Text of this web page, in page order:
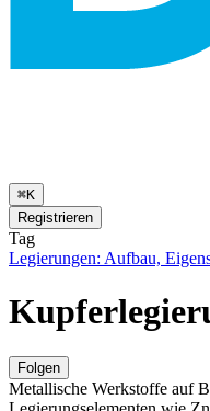
⌘K
Registrieren
Tag
Legierungen: Aufbau,
Folgen
Metallische Werkstoffe auf